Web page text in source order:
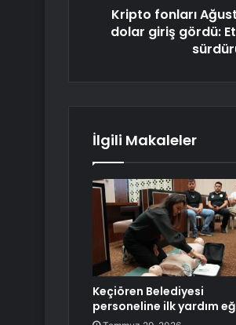
Kripto fonları
dolar giriş gördü:
İlgili Makaleler
Keçiören Belediyesi
personeline ilk yardım